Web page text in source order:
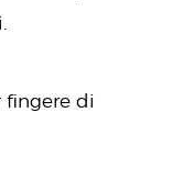
fingere di